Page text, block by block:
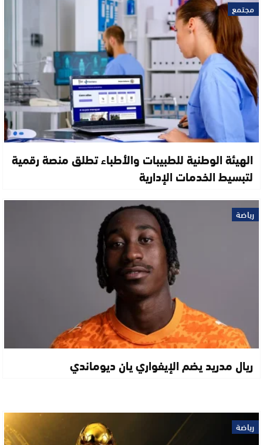
مجتمع
الهيئة الوطنية للطبيبات والأطباء تطلق منصة رقمية
لتبسيط الخدمات الإدارية
رياضة
ريال مدريد يضم الإيفواري يان ديوماندي
رياضة